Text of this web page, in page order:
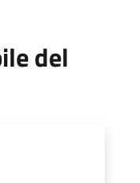
del